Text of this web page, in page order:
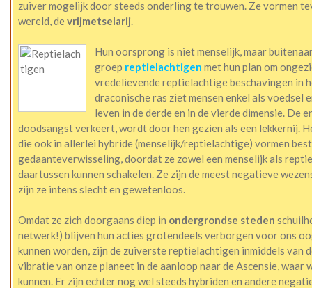
zuiver mogelijk door steeds onderling te trouwen. Ze vormen
wereld, devrijmetselarij.
Hun oorsprong is niet menselijk, maar
groep reptielachtigen met hun plan om
vredelievende reptielachtige beschavingen in
draconische ras ziet mensen enkel als voedsel
leven in de derde en in de vierde dimensie. De
doodsangst verkeert, wordt door hen gezien als een lekkernij.
die ook in allerlei hybride (menselijk/reptielachtige) vormen
gedaanteverwisseling, doordat ze zowel een menselijk als
daartussen kunnen schakelen. Ze zijn de meest negatieve
zijn ze intens slecht en gewetenloos.
Omdat ze zich doorgaans diep in ondergrondse steden
netwerk!) blijven hun acties grotendeels verborgen voor ons
kunnen worden, zijn de zuiverste reptielachtigen inmiddels van
vibratie van onze planeet in de aanloop naar de Ascensie,
kunnen. Er zijn echter nog wel steeds hybriden en andere